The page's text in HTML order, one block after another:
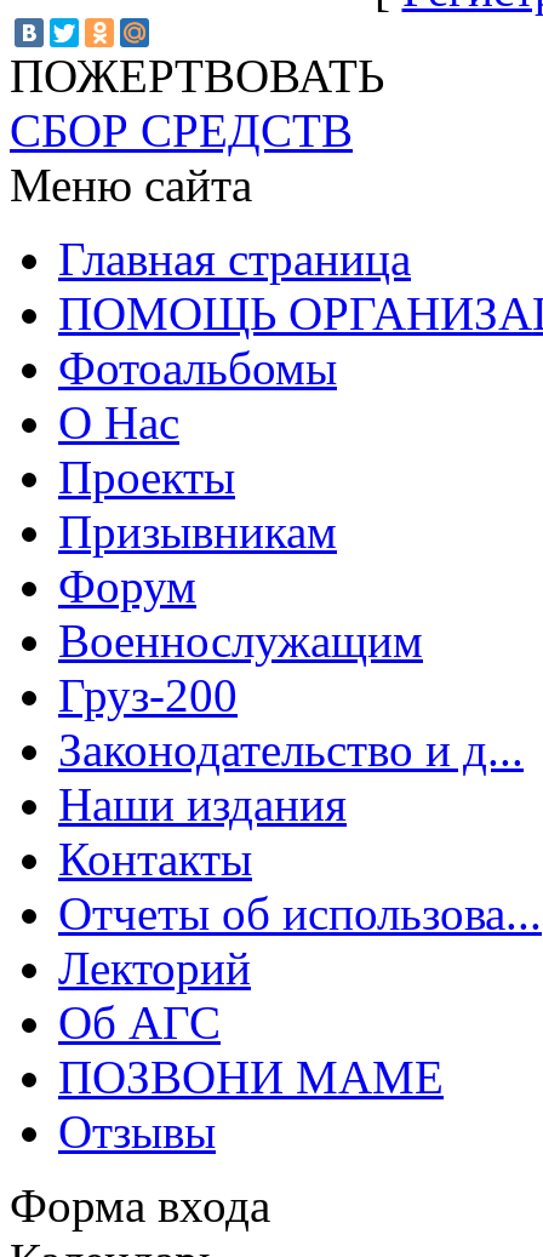
ПОЖЕРТВОВАТЬ
СБОР СРЕДСТВ
Меню сайта
Главная страница
ПОМОЩЬ
Фотоальбомы
О Нас
Проекты
Призывникам
Форум
Военнослужащим
Груз-200
Законодательство и д...
Наши издания
Контакты
Отчеты об использова...
Лекторий
Об АГС
ПОЗВОНИ МАМЕ
Отзывы
Форма входа